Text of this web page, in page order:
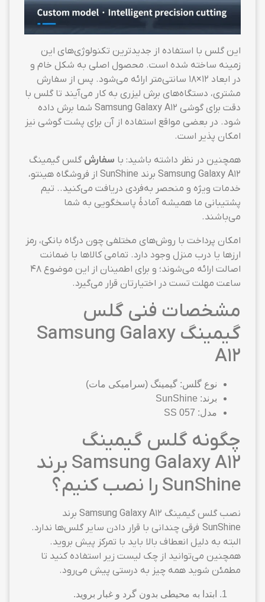
این گلس با استفاده از جدیدترین تکنولوژی‌های این
زمینه ساخته شده است. محصول اصلی به شکل خام و
در ابعاد ۱۲×۱۸ سانتی‌متر ارائه می‌شود. پس از سفارش
مشتری، دستگاه‌های برش لیزری به کار می‌آیند تا گلس با
دقت برای گوشی Samsung Galaxy A12 شما برش داده
شود. در بعضی مواقع استفاده از آن برای پشت گوشی نیز
امکان پذیر است.
همچنین در نظر داشته باشید: با سفارش گلس گیمینگ
Samsung Galaxy A12 برند SunShine از فروشگاه هینتو،
خدمات ویژه و منحصر به‌فردی دریافت می‌کنید.. تیم
پشتیبانی ما همیشه آمادهٔ پاسخگویی به شما
می‌باشند.
امکان پرداخت با روش‌های مختلفی چون درگاه بانکی، رمز
ارزها یا درب منزل وجود دارد. تمامی کالاها با ضمانت
اصالت ارائه می‌شوند؛ و برای اطمینان از این موضوع ۴۸
ساعت مهلت تست در اختیارتان قرار می‌گیرد.
مشخصات فنی گلس
گیمینگ Samsung Galaxy
A12
نوع گلس: گیمینگ (سرامیکی مات)
برند: SunShine
مدل: SS 057
چگونه گلس گیمینگ
Samsung Galaxy A12 برند
SunShine را نصب کنیم؟
نصب گلس گیمینگ Samsung Galaxy A12 برند
SunShine فرقی چندانی با قرار دادن سایر گلس‌ها ندارد.
البته به دلیل انعطاف بالا باید با تمرکز پیش بروید.
همچنین می‌توانید از چک لیست زیر استفاده کنید تا
مطمئن شوید همه چیز به درستی پیش می‌رود.
ابتدا به محیطی بدون گرد و غبار بروید.